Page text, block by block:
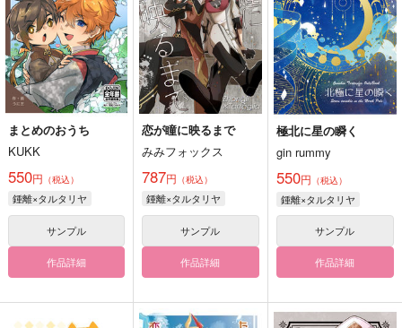
まとめのおうち
KUKK
550円 （税込）
鍾離×タルタリヤ
サンプル
作品詳細
恋が瞳に映るまで
みみフォックス
787円 （税込）
鍾離×タルタリヤ
サンプル
作品詳細
極北に星の瞬く
gin rummy
550円 （税込）
鍾離×タルタリヤ
サンプル
作品詳細